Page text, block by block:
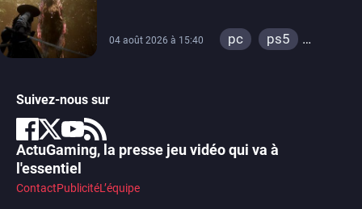
04 août 2026 à 15:40 pc
ps5
Suivez-nous sur
ActuGaming, la presse jeu vidéo qui va à
l'essentiel
ContactPublicitéL’équipe